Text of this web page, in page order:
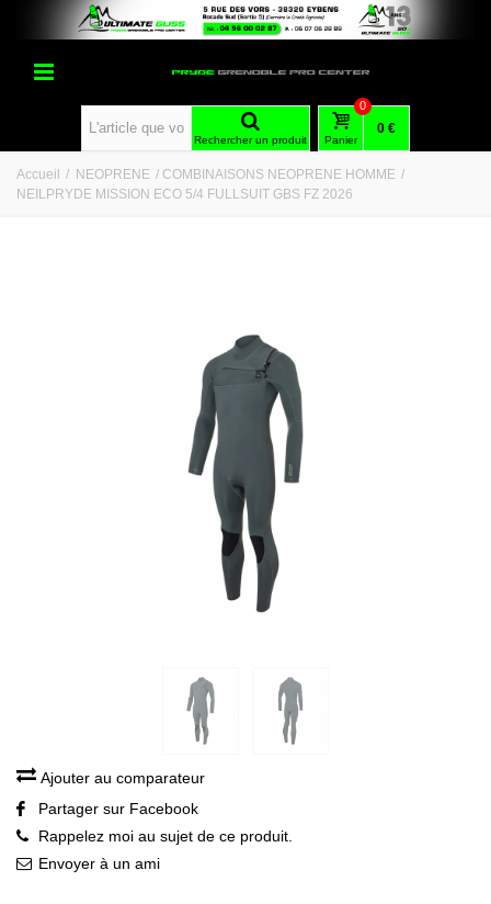
Rechercher un produit Panier
0
0 €
Accueil / NEOPRENE / COMBINAISONS NEOPRENE HOMME /
NEILPRYDE MISSION ECO 5/4 FULLSUIT GBS FZ 2026
Ajouter au comparateur
Partager sur Facebook
Rappelez moi au sujet de ce produit.
Envoyer à un ami